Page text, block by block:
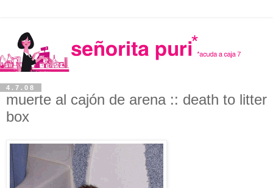
4.7.08
muerte al cajón de arena :: death to litter
box